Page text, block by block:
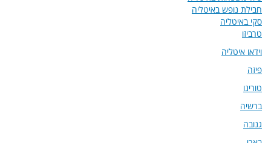
חבילת נופש באיטליה
סקי באיטליה
טרביזו
וידאו איטליה
פיזה
טורינו
ברשיה
גנובה